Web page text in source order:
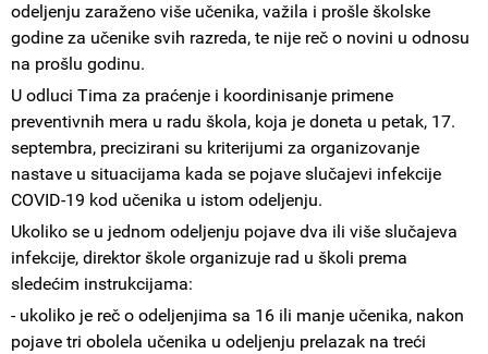
odeljenju zaraženo više učenika, važila i prošle školske
godine za učenike svih razreda, te nije reč o novini u odnosu
na prošlu godinu.
U odluci Tima za praćenje i koordinisanje primene
preventivnih mera u radu škola, koja je doneta u petak, 17.
septembra, precizirani su kriterijumi za organizovanje
nastave u situacijama kada se pojave slučajevi infekcije
COVID-19 kod učenika u istom odeljenju.
Ukoliko se u jednom odeljenju pojave dva ili više slučajeva
infekcije, direktor škole organizuje rad u školi prema
sledećim instrukcijama:
- ukoliko je reč o odeljenjima sa 16 ili manje učenika, nakon
pojave tri obolela učenika u odeljenju prelazak na treći